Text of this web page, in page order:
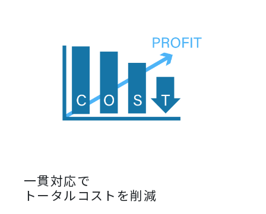
一貫対応で
トータルコストを削減